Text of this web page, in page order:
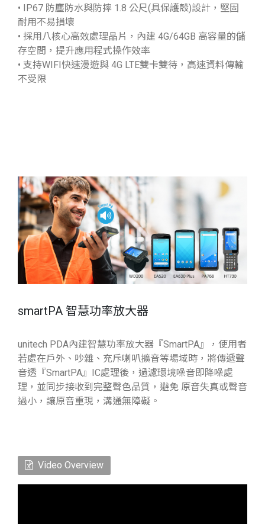
• IP67 防塵防水與防摔 1.8 公尺(具保護殼)設計，堅固
耐用不易損壞
• 採用八核心高效處理晶片，內建 4G/64GB 高容量的儲
存空間，提升應用程式操作效率
• 支持WIFI快速漫遊與 4G LTE雙卡雙待，高速資料傳輸
不受限
smartPA 智慧功率放大器
unitech PDA內建智慧功率放大器『SmartPA』，使用者
若處在戶外、吵雜、充斥喇叭擴音等場域時，將傳遞聲
音透『SmartPA』IC處理後，過濾環境噪音即降噪處
理，並同步接收到完整聲色品質，避免 原音失真或聲音
過小，讓原音重現，溝通無障礙。
Video Overview